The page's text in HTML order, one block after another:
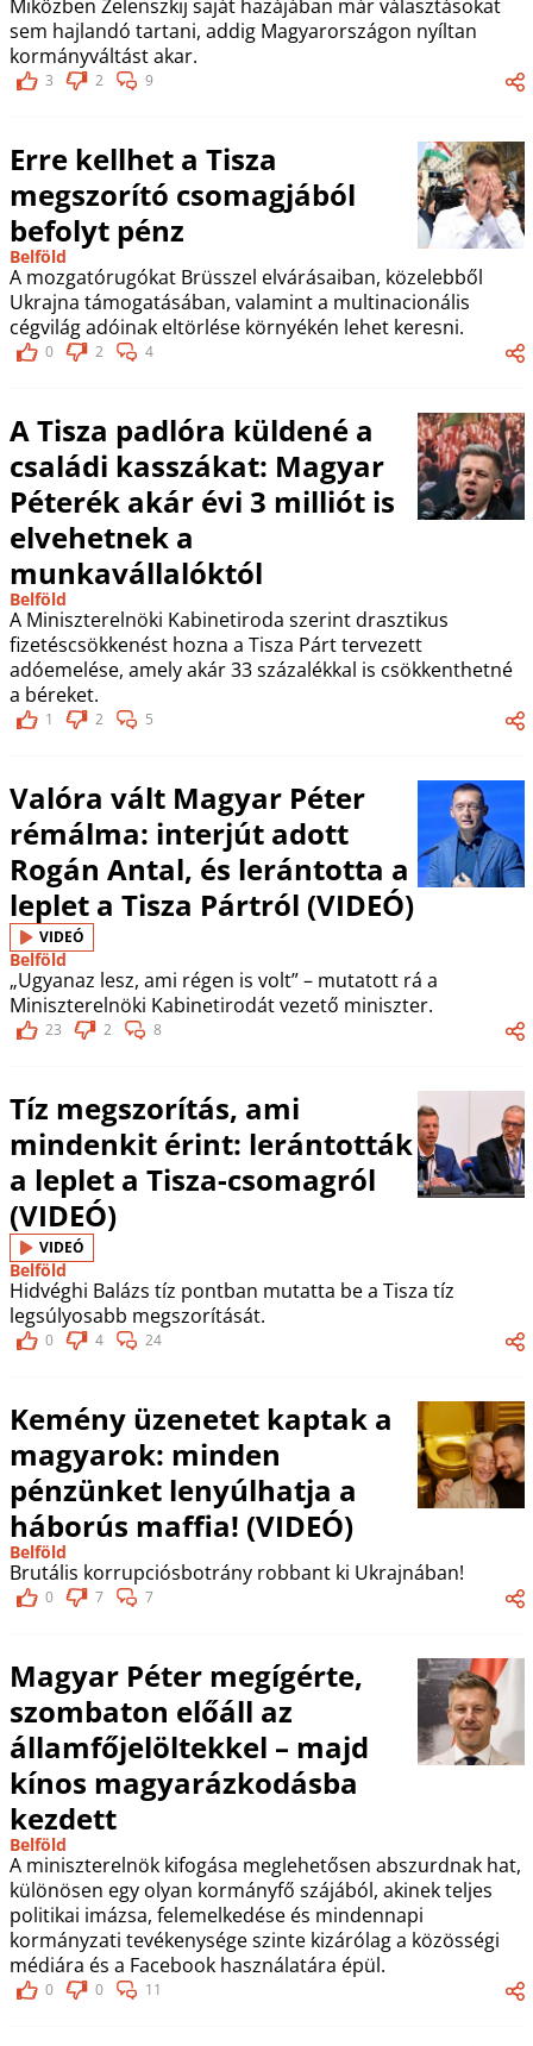
Miközben Zelenszkij saját hazájában már választásokat
sem hajlandó tartani, addig Magyarországon nyíltan
kormányváltást akar.
3 2 9
Erre kellhet a Tisza
megszorító csomagjából
befolyt pénz
Belföld
A mozgatórugókat Brüsszel elvárásaiban, közelebből
Ukrajna támogatásában, valamint a multinacionális
cégvilág adóinak eltörlése környékén lehet keresni.
0 2 4
A Tisza padlóra küldené a
családi kasszákat: Magyar
Péterék akár évi 3 milliót is
elvehetnek a
munkavállalóktól
Belföld
A Miniszterelnöki Kabinetiroda szerint drasztikus
fizetéscsökkenést hozna a Tisza Párt tervezett
adóemelése, amely akár 33 százalékkal is csökkenthetné
a béreket.
1 2 5
Valóra vált Magyar Péter
rémálma: interjút adott
Rogán Antal, és lerántotta a
leplet a Tisza Pártról (VIDEÓ)
VIDEÓ
Belföld
„Ugyanaz lesz, ami régen is volt” – mutatott rá a
Miniszterelnöki Kabinetirodát vezető miniszter.
23 2 8
Tíz megszorítás, ami
mindenkit érint: lerántották
a leplet a Tisza-csomagról
(VIDEÓ)
VIDEÓ
Belföld
Hidvéghi Balázs tíz pontban mutatta be a Tisza tíz
legsúlyosabb megszorítását.
0 4 24
Kemény üzenetet kaptak a
magyarok: minden
pénzünket lenyúlhatja a
háborús maffia! (VIDEÓ)
Belföld
Brutális korrupciósbotrány robbant ki Ukrajnában!
0 7 7
Magyar Péter megígérte,
szombaton előáll az
államfőjelöltekkel – majd
kínos magyarázkodásba
kezdett
Belföld
A miniszterelnök kifogása meglehetősen abszurdnak hat,
különösen egy olyan kormányfő szájából, akinek teljes
politikai imázsa, felemelkedése és mindennapi
kormányzati tevékenysége szinte kizárólag a közösségi
médiára és a Facebook használatára épül.
0 0 11